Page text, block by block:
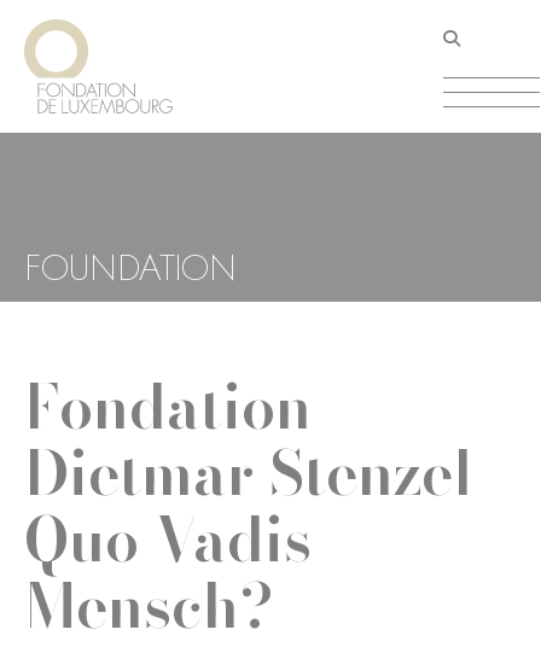
Direkt
zum
Inhalt
FOUNDATION
Fondation
Dietmar Stenzel -
Quo Vadis
Mensch?
Cookie-Einstellungen